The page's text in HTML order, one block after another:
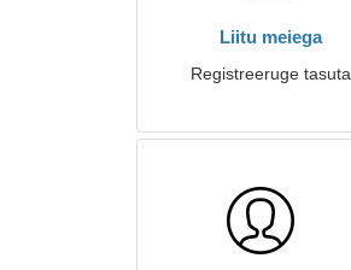
Liitu meiega
Registreeruge tasuta